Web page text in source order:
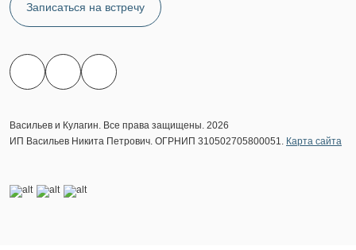
Записаться на встречу
Васильев и Кулагин. Все права защищены. 2026
ИП Васильев Никита Петрович. ОГРНИП 310502705800051. Карта сайта